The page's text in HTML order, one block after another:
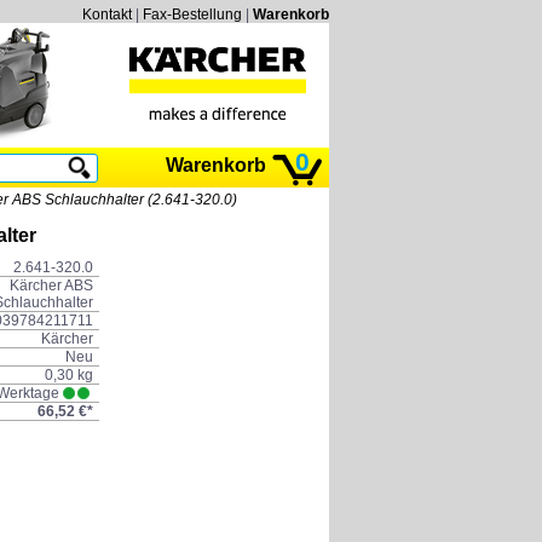
Kontakt| Fax-Bestellung Warenkorb
Warenkorb 0
ABS Schlauchhalter (2.641-320.0)
2.641-320.0
Kärcher ABS
Kärcher
Neu
0,30 kg
66,52 €*